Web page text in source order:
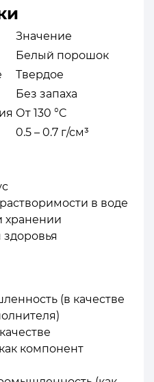
Значение
Белый порошок
Твердое
Без запаха
От 130 °C
0.5 – 0.7 г/см³
в воде
хранении
здоровья
(в качестве
компонент